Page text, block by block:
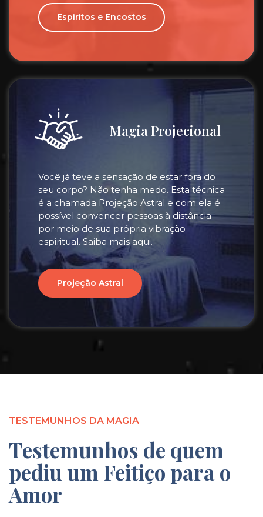
Espiritos e Encostos
Magia Projecional
Você já teve a sensação de estar fora do
seu corpo? Não tenha medo. Esta técnica
é a chamada Projeção Astral e com ela é
possível convencer pessoas à distância
por meio de sua própria vibração
espiritual. Saiba mais aqui.
Projeção Astral
TESTEMUNHOS DA MAGIA
Testemunhos de quem
pediu um Feitiço para o
Amor